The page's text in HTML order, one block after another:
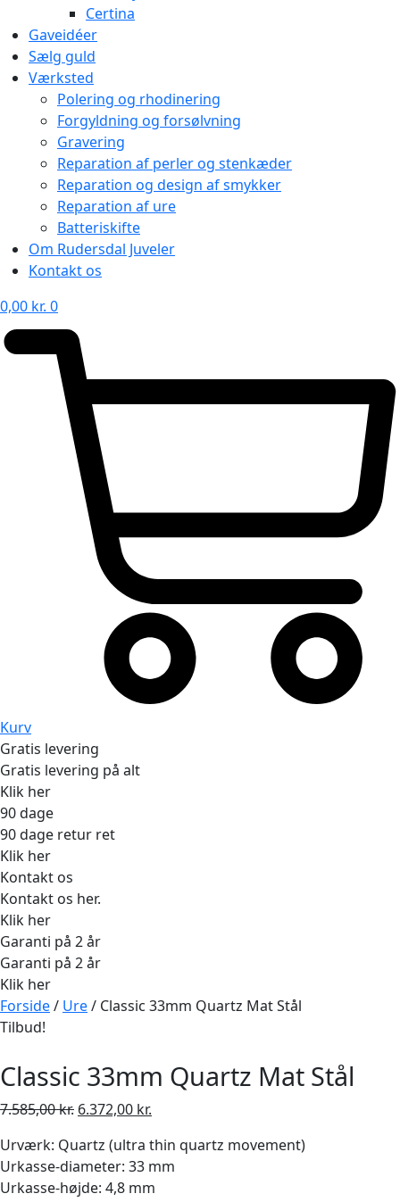
Certina
Gaveidéer
Sælg guld
Værksted
Polering og rhodinering
Forgyldning og forsølvning
Gravering
Reparation af perler og stenkæder
Reparation og design af smykker
Reparation af ure
Batteriskifte
Om Rudersdal Juveler
Kontakt os
0,00 kr. 0
Kurv
Gratis levering
Gratis levering på alt
Klik her
90 dage
90 dage retur ret
Klik her
Kontakt os
Kontakt os her.
Klik her
Garanti på 2 år
Garanti på 2 år
Klik her
Forside/ Ure/ Classic 33mm Quartz Mat Stål
Tilbud!
Classic 33mm Quartz Mat Stål
7.585,00kr. Den
pris
var:
7.585,00 kr..
6.372,00 kr.
pris
er:
6.372,00 kr..
Urværk: Quartz (ultra thin quartz movement)
Urkasse-diameter: 33 mm
Urkasse-højde: 4,8 mm